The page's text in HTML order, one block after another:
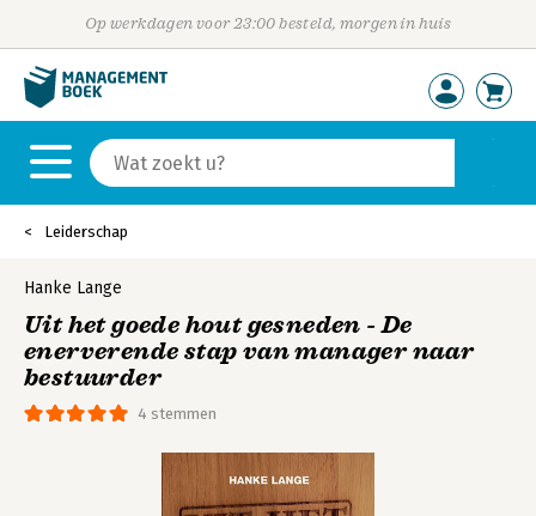
Op werkdagen voor 23:00 besteld, morgen in huis
Leiderschap
4 stemmen
Hanke Lange
Uit het goede hout gesneden - De
enerverende stap van manager naar
bestuurder